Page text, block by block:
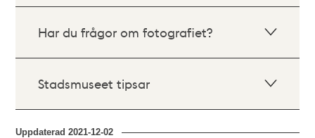
Har du frågor om fotografiet?
Stadsmuseet tipsar
Uppdaterad2021-12-02